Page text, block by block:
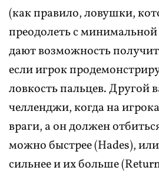
(как правило, ловушки,
преодолеть с минимальной
дают возможность
если игрок
ловкость пальцев. Другой
челленджи, когда на
враги, а он должен
можно быстрее (Hades),
сильнее и их больше